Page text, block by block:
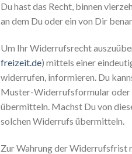
Du hast das Recht, binnen
an dem Du oder ein von Dir
Um Ihr Widerrufsrecht
freizeit.de) mittels einer
widerrufen, informieren. Du
Muster-Widerrufsformular oder
übermitteln. Machst Du von
solchen Widerrufs übermitteln.
Zur Wahrung der Widerrufsfrist